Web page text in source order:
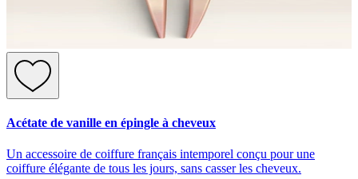
Acétate de vanille en épingle à cheveux
Un accessoire de coiffure français intemporel conçu pour une
coiffure élégante de tous les jours, sans casser les cheveux.